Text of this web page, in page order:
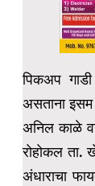
पिकअप
असताना
अनिल काळे
रोहोकल
अंधाराचा